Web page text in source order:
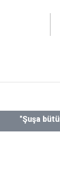
"Şuşa bütün